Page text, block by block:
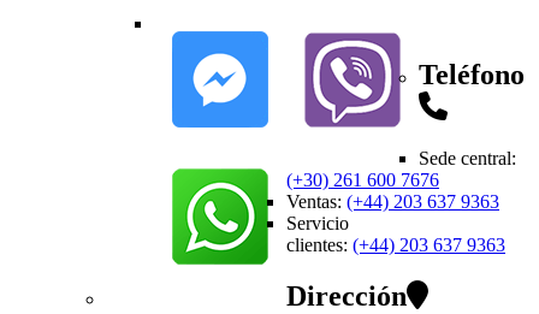
Teléfono
Sede central:
(+30) 261 600 7676
Ventas: (+44) 203 637 9363
Servicio
clientes: (+44) 203 637 9363
Dirección